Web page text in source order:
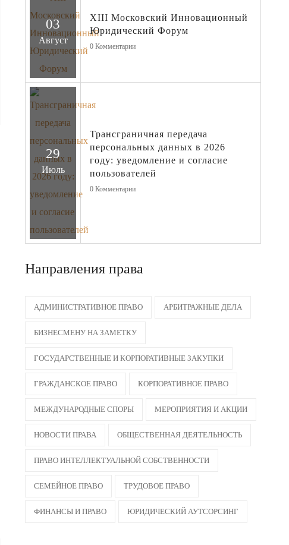
03
Август
XIII Московский Инновационный
Юридический Форум
0 Комментарии
29
Июль
Трансграничная передача
персональных данных в 2026
году: уведомление и согласие
пользователей
0 Комментарии
Направления права
АДМИНИСТРАТИВНОЕ ПРАВО АРБИТРАЖНЫЕ ДЕЛА
БИЗНЕСМЕНУ НА ЗАМЕТКУ
ГОСУДАРСТВЕННЫЕ И КОРПОРАТИВНЫЕ ЗАКУПКИ
ГРАЖДАНСКОЕ ПРАВО КОРПОРАТИВНОЕ ПРАВО
МЕЖДУНАРОДНЫЕ СПОРЫ МЕРОПРИЯТИЯ И АКЦИИ
НОВОСТИ ПРАВА ОБЩЕСТВЕННАЯ ДЕЯТЕЛЬНОСТЬ
ПРАВО ИНТЕЛЛЕКТУАЛЬНОЙ СОБСТВЕННОСТИ
СЕМЕЙНОЕ ПРАВО ТРУДОВОЕ ПРАВО
ФИНАНСЫ И ПРАВО ЮРИДИЧЕСКИЙ АУТСОРСИНГ